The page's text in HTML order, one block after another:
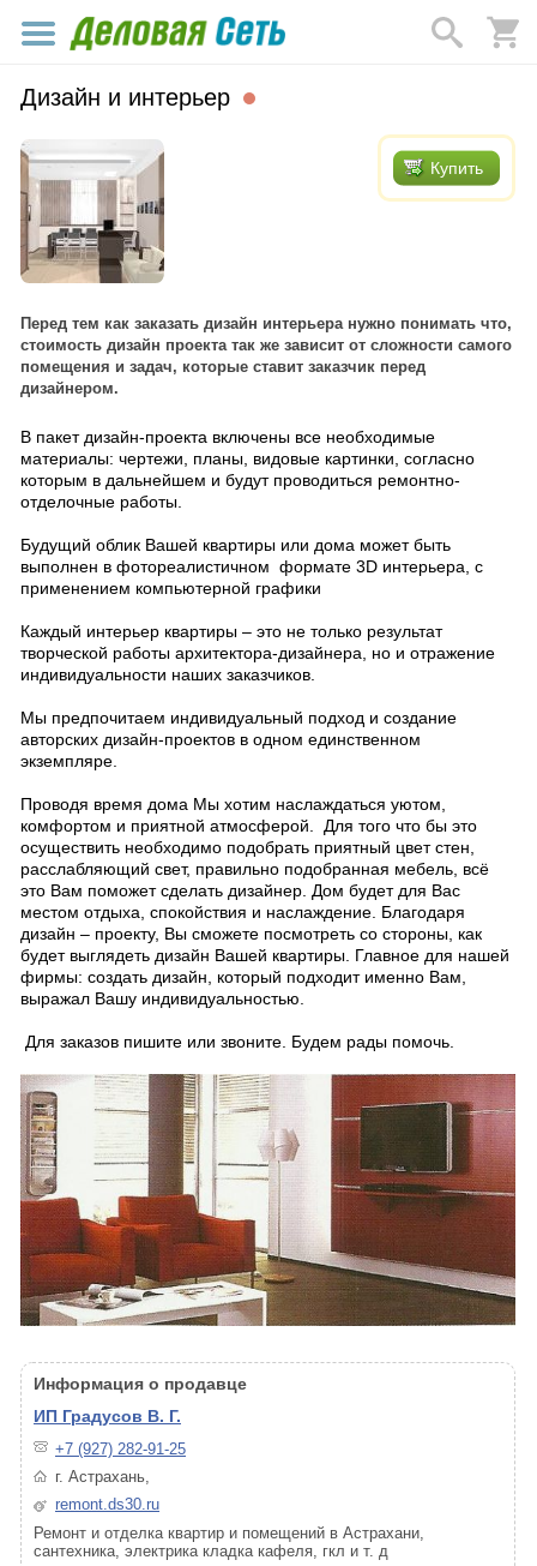
Дизайн и интерьер
Купить
Перед тем как заказать дизайн интерьера нужно понимать что,
стоимость дизайн проекта так же зависит от сложности самого
помещения и задач, которые ставит заказчик перед
дизайнером.
В пакет дизайн-проекта включены все необходимые
материалы: чертежи, планы, видовые картинки, согласно
которым в дальнейшем и будут проводиться ремонтно-
отделочные работы.
Будущий облик Вашей квартиры или дома может быть
выполнен в фотореалистичном формате 3D интерьера, с
применением компьютерной графики
Каждый интерьер квартиры – это не только результат
творческой работы архитектора-дизайнера, но и отражение
индивидуальности наших заказчиков.
Мы предпочитаем индивидуальный подход и создание
авторских дизайн-проектов в одном единственном
экземпляре.
Проводя время дома Мы хотим наслаждаться уютом,
комфортом и приятной атмосферой. Для того что бы это
осуществить необходимо подобрать приятный цвет стен,
расслабляющий свет, правильно подобранная мебель, всё
это Вам поможет сделать дизайнер. Дом будет для Вас
местом отдыха, спокойствия и наслаждение. Благодаря
дизайн – проекту, Вы сможете посмотреть со стороны, как
будет выглядеть дизайн Вашей квартиры. Главное для нашей
фирмы: создать дизайн, который подходит именно Вам,
выражал Вашу индивидуальностью.
Для заказов пишите или звоните. Будем рады помочь.
Информация о продавце
ИП Градусов В. Г.
+7 (927) 282-91-25
г. Астрахань,
remont.ds30.ru
Ремонт и отделка квартир и помещений в Астрахани,
сантехника, электрика кладка кафеля, гкл и т. д